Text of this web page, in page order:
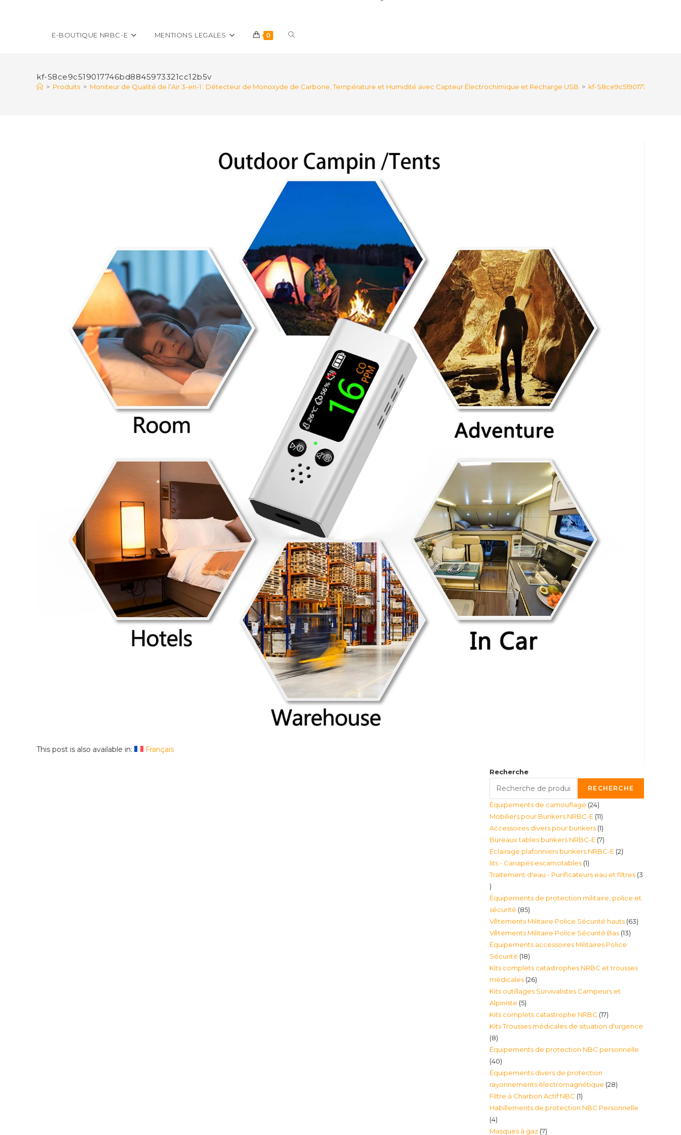
E-BOUTIQUE NRBC-E MENTIONS LEGALES 0 Toggle
kf-S8ce9c519017746bd8845973321cc12b5v
> Produits > Moniteur de Qualité de l’Air 3-en-1 : Détecteur de Monoxyde de Carbone, Température et Humidité avec Capteur Électrochimique et Recharge USB > kf-
This post is also available in: Français
Recherche
RECHERCHE
Équipements de camouflage 2424
produits
Mobiliers pour Bunkers NRBC-E 1111
produits
Accessoires divers pour bunkers 11
produit
Bureaux tables bunkers NRBC-E 77
produits
Éclairage plafonniers bunkers NRBC-E 22
lits - Canapés escamotables 11
produit
Traitement d'eau - Purificateurs eau et filtres 3
3
produits
Équipements de protection militaire, police et
sécurité 8585
produits
Vêtements Militaire Police Sécurité hauts 6363
Vêtements Militaire Police Sécurité Bas 1313
Équipements accessoires Militaires Police
Sécurité 1818
produits
Kits complets catastrophes NRBC et trousses
médicales 2626
produits
Kits outillages Survivalistes Campeurs et
Alpiniste 55
produits
Kits complets catastrophe NRBC 1717
produits
Kits Trousses médicales de situation d'urgence
88
produits
Équipements de protection NBC personnelle
4040
produits
Équipements divers de protection
rayonnements électromagnétique 2828
Filtre à Charbon Actif NBC 11
produit
Habillements de protection NBC Personnelle
44
produits
Masques à gaz 77